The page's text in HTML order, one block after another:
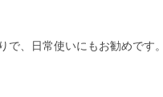
で、日常使いにもお勧めです。